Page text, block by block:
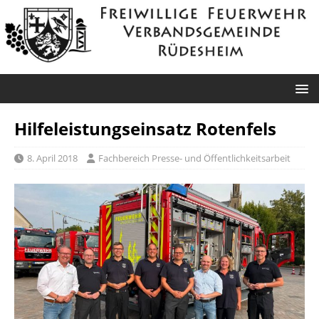
Hilfeleistungseinsatz Rotenfels
8. April 2018 Fachbereich Presse- und Öffentlichkeitsarbeit